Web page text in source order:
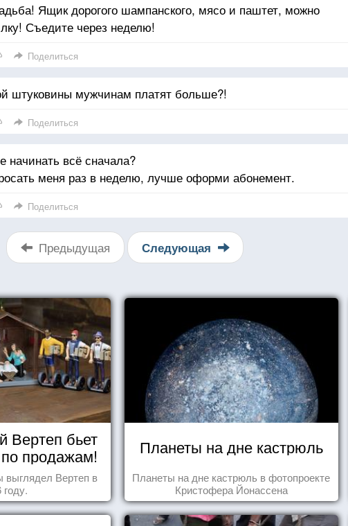
Ящик дорогого шампанского, мясо и паштет, можно
Съедите через неделю!
Поделиться
штуковины мужчинам платят больше?!
Поделиться
всё сначала?
меня раз в неделю, лучше оформи абонемент.
Поделиться
Предыдущая Следующая
Вертеп бьет
продажам!
выглядел Вертеп в
году.
Планеты на дне кастрюль
Планеты на дне кастрюль в фотопроекте
Кристофера Йонассена